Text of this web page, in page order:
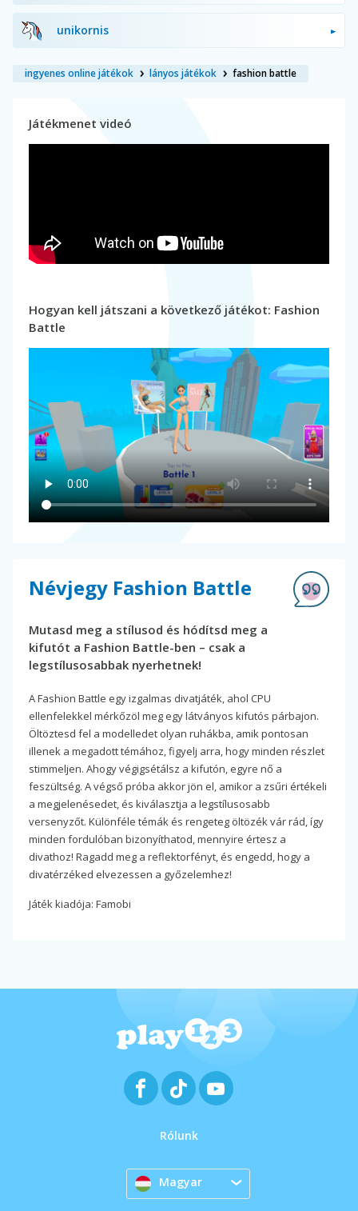
unikornis
ingyenes online játékok lányos játékok fashion battle
Játékmenet videó
Hogyan kell játszani a következő játékot: Fashion
Battle
Névjegy Fashion Battle
Mutasd meg a stílusod és hódítsd meg a
kifutót a Fashion Battle-ben – csak a
legstílusosabbak nyerhetnek!
A Fashion Battle egy izgalmas divatjáték, ahol CPU
ellenfelekkel mérkőzöl meg egy látványos kifutós párbajon.
Öltöztesd fel a modelledet olyan ruhákba, amik pontosan
illenek a megadott témához, figyelj arra, hogy minden részlet
stimmeljen. Ahogy végigsétálsz a kifutón, egyre nő a
feszültség. A végső próba akkor jön el, amikor a zsűri értékeli
a megjelenésedet, és kiválasztja a legstílusosabb
versenyzőt. Különféle témák és rengeteg öltözék vár rád, így
minden fordulóban bizonyíthatod, mennyire értesz a
divathoz! Ragadd meg a reflektorfényt, és engedd, hogy a
divatérzéked elvezessen a győzelemhez!
Játék kiadója: Famobi
Rólunk
Magyar